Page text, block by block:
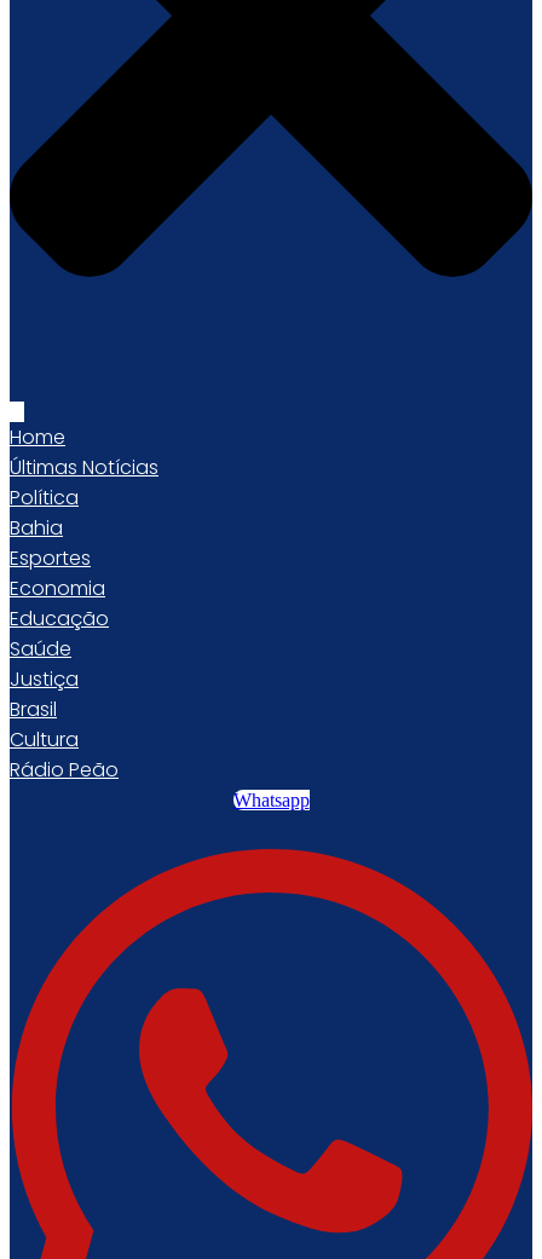
Home
Últimas Notícias
Política
Bahia
Esportes
Economia
Educação
Saúde
Justiça
Brasil
Cultura
Rádio Peão
Whatsapp